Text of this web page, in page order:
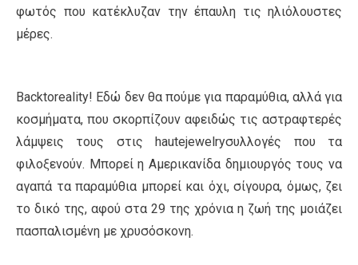
φωτός που κατέκλυζαν την έπαυλη τις ηλιόλουστες
μέρες.
Backtoreality! Εδώ δεν θα πούμε για παραμύθια, αλλά για
κοσμήματα, που σκορπίζουν αφειδώς τις αστραφτερές
λάμψεις τους στις hautejewelryσυλλογές που τα
φιλοξενούν. Μπορεί η Αμερικανίδα δημιουργός τους να
αγαπά τα παραμύθια μπορεί και όχι, σίγουρα, όμως, ζει
το δικό της, αφού στα 29 της χρόνια η ζωή της μοιάζει
πασπαλισμένη με χρυσόσκονη.